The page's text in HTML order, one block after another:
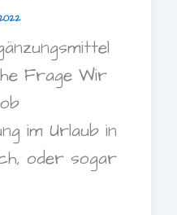
Frage Wir
im Urlaub in
oder sogar